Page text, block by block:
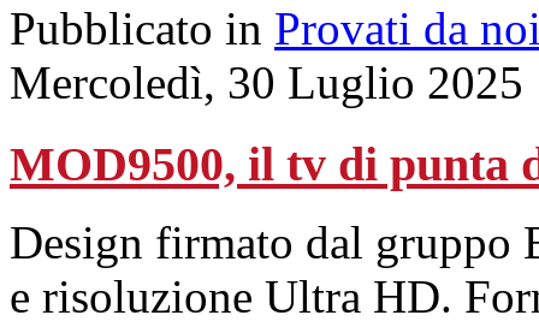
Pubblicato in Provati da
Mercoledì, 30 Luglio 2025
MOD9500, il tv di punta
Design firmato dal gruppo
e risoluzione Ultra HD.